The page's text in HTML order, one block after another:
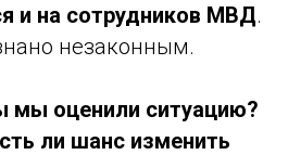
и на сотрудников МВД.
незаконным.
мы оценили ситуацию?
ли шанс изменить